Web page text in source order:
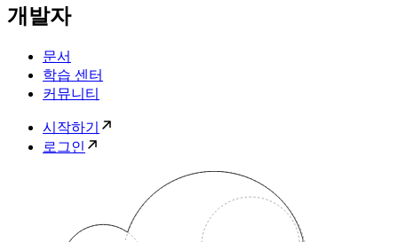
개발자
문서
학습 센터
커뮤니티
시작하기
로그인